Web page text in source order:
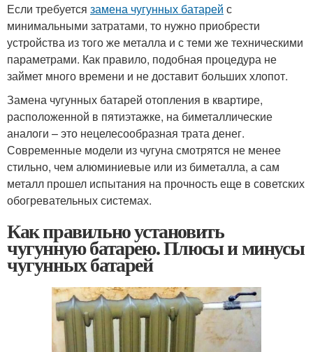
Если требуется замена чугунных батарей с
минимальными затратами, то нужно приобрести
устройства из того же металла и с теми же техническими
параметрами. Как правило, подобная процедура не
займет много времени и не доставит больших хлопот.
Замена чугунных батарей отопления в квартире,
расположенной в пятиэтажке, на биметаллические
аналоги – это нецелесообразная трата денег.
Современные модели из чугуна смотрятся не менее
стильно, чем алюминиевые или из биметалла, а сам
металл прошел испытания на прочность еще в советских
обогревательных системах.
Как правильно установить
чугунную батарею. Плюсы и минусы
чугунных батарей